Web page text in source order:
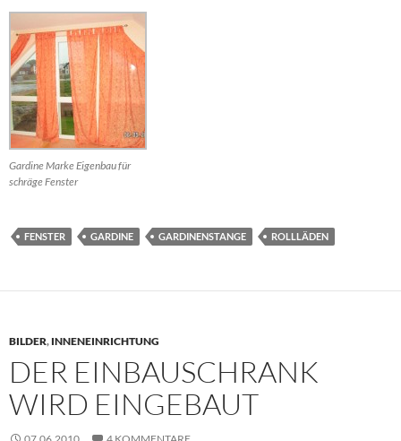
Gardine Marke Eigenbau für
schräge Fenster
FENSTER GARDINE GARDINENSTANGE ROLLLÄDEN
BILDER, INNENEINRICHTUNG
DER EINBAUSCHRANK
WIRD EINGEBAUT